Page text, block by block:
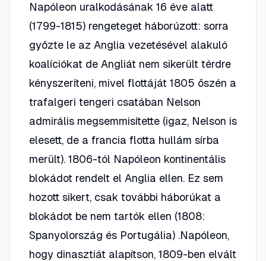
Napóleon uralkodásának 16 éve alatt
(1799-1815) rengeteget háborúzott: sorra
győzte le az Anglia vezetésével alakuló
koalíciókat de Angliát nem sikerült térdre
kényszeríteni, mivel flottáját 1805 őszén a
trafalgeri tengeri csatában Nelson
admirális megsemmisítette (igaz, Nelson is
elesett, de a francia flotta hullám sírba
merült). 1806-tól Napóleon kontinentális
blokádot rendelt el Anglia ellen. Ez sem
hozott sikert, csak további háborúkat a
blokádot be nem tartók ellen (1808:
Spanyolország és Portugália) .Napóleon,
hogy dinasztiát alapítson, 1809-ben elvált